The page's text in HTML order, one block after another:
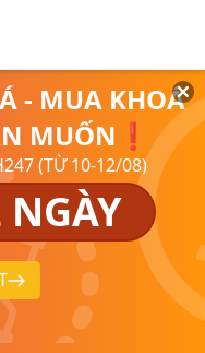
- MUA KHOÁ
MUỐN❗
(TỪ 10-12/08)